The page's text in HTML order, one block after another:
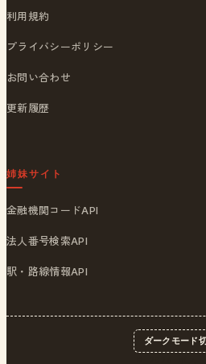
利用規約
プライバシーポリシー
お問い合わせ
更新履歴
姉妹サイト
金融機関コードAPI
法人番号検索API
駅・路線情報API
ダークモード